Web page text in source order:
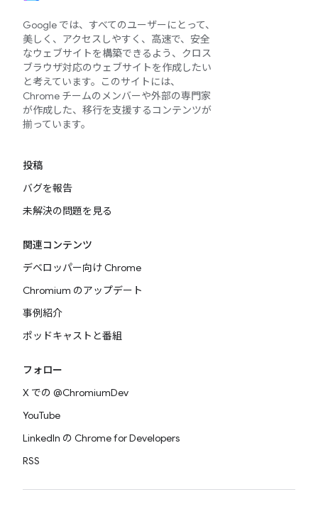
Google では、すべてのユーザーにとって、
美しく、アクセスしやすく、高速で、安全
なウェブサイトを構築できるよう、クロス
ブラウザ対応のウェブサイトを作成したい
と考えています。このサイトには、
Chrome チームのメンバーや外部の専門家
が作成した、移行を支援するコンテンツが
揃っています。
投稿
バグを報告
未解決の問題を見る
関連コンテンツ
デベロッパー向け Chrome
Chromium のアップデート
事例紹介
ポッドキャストと番組
フォロー
X での @ChromiumDev
YouTube
LinkedIn の Chrome for Developers
RSS